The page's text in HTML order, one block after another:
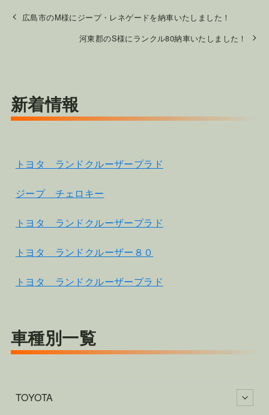
広島市のM様にジープ・レネゲードを納車いたしました！
河東郡のS様にランクル80納車いたしました！
新着情報
トヨタ ランドクルーザープラド
ジープ チェロキー
トヨタ ランドクルーザープラド
トヨタ ランドクルーザー８０
トヨタ ランドクルーザープラド
車種別一覧
TOYOTA